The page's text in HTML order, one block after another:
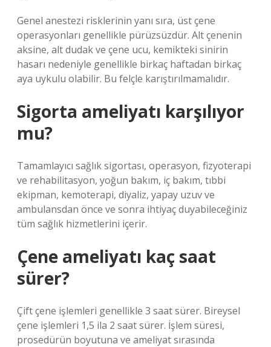
Genel anestezi risklerinin yanı sıra, üst çene
operasyonları genellikle pürüzsüzdür. Alt çenenin
aksine, alt dudak ve çene ucu, kemikteki sinirin
hasarı nedeniyle genellikle birkaç haftadan birkaç
aya uykulu olabilir. Bu felçle karıştırılmamalıdır.
Sigorta ameliyatı karşılıyor
mu?
Tamamlayıcı sağlık sigortası, operasyon, fizyoterapi
ve rehabilitasyon, yoğun bakım, iç bakım, tıbbi
ekipman, kemoterapi, diyaliz, yapay uzuv ve
ambulansdan önce ve sonra ihtiyaç duyabileceğiniz
tüm sağlık hizmetlerini içerir.
Çene ameliyatı kaç saat
sürer?
Çift çene işlemleri genellikle 3 saat sürer. Bireysel
çene işlemleri 1,5 ila 2 saat sürer. İşlem süresi,
prosedürün boyutuna ve ameliyat sırasında